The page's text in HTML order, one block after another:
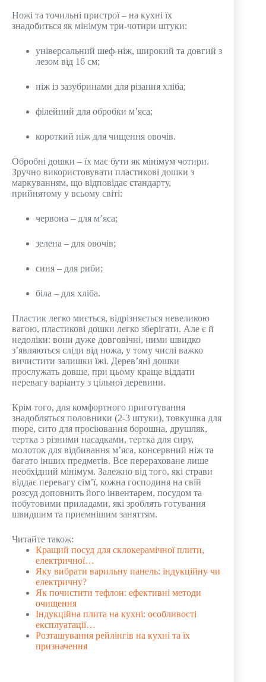
Ножі та точильні пристрої – на кухні їх
знадобиться як мінімум три-чотири штуки:
універсальний шеф-ніж, широкий та довгий з
лезом від 16 см;
ніж із зазубринами для різання хліба;
філейний для обробки м’яса;
короткий ніж для чищення овочів.
Обробні дошки – їх має бути як мінімум чотири.
Зручно використовувати пластикові дошки з
маркуванням, що відповідає стандарту,
прийнятому у всьому світі:
червона – для м’яса;
зелена – для овочів;
синя – для риби;
біла – для хліба.
Пластик легко миється, відрізняється невеликою
вагою, пластикові дошки легко зберігати. Але є й
недоліки: вони дуже довговічні, ними швидко
з’являються сліди від ножа, у тому числі важко
вичистити залишки їжі. Дерев’яні дошки
прослужать довше, при цьому краще віддати
перевагу варіанту з цільної деревини.
Крім того, для комфортного приготування
знадобляться половники (2-3 штуки), товкушка для
пюре, сито для просіювання борошна, друшляк,
тертка з різними насадками, тертка для сиру,
молоток для відбивання м’яса, консервний ніж та
багато інших предметів. Все перераховане лише
необхідний мінімум. Залежно від того, які страви
віддає перевагу сім’ї, кожна господиня на свій
розсуд доповнить його інвентарем, посудом та
побутовими приладами, які зроблять готування
швидшим та приємнішим заняттям.
Читайте також:
Кращий посуд для склокерамічної плити,
електричної…
Яку вибрати варильну панель: індукційну чи
електричну?
Як почистити тефлон: ефективні методи
очищення
Індукційна плита на кухні: особливості
експлуатації…
Розташування рейлінгів на кухні та їх
призначення